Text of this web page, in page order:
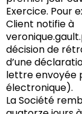
Exercice. Pour
Client notifie à
décision de
d’une
lettre envoyée
électronique).
La Société